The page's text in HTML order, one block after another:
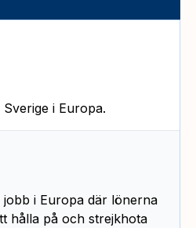
i Europa.
i Europa där lönerna
hålla på och strejkhota